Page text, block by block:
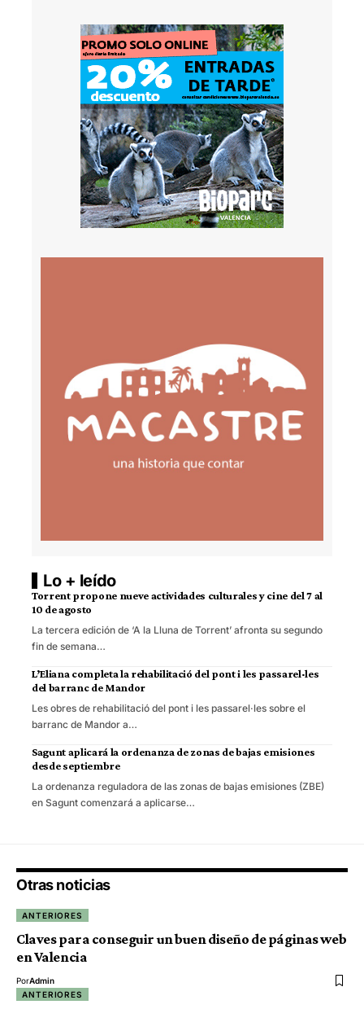
Lo + leído
Torrent propone nueve actividades culturales y cine del 7 al
10 de agosto
La tercera edición de ‘A la Lluna de Torrent’ afronta su segundo
fin de semana…
L’Eliana completa la rehabilitació del pont i les passarel·les
del barranc de Mandor
Les obres de rehabilitació del pont i les passarel·les sobre el
barranc de Mandor a…
Sagunt aplicará la ordenanza de zonas de bajas emisiones
desde septiembre
La ordenanza reguladora de las zonas de bajas emisiones (ZBE)
en Sagunt comenzará a aplicarse…
Otras noticias
ANTERIORES
Claves para conseguir un buen diseño de páginas web
en Valencia
PorAdmin
ANTERIORES